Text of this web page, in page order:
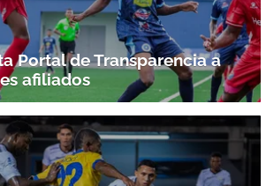
Portal de Transparencia a
afiliados